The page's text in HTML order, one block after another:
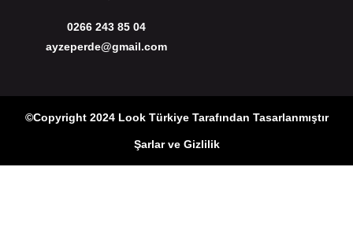
0266 243 85 04
ayzeperde@gmail.com
©Copyright 2024 Look Türkiye Tarafından Tasarlanmıştır
Şarlar ve Gizlilik